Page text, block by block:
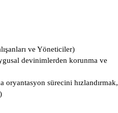
ve Yöneticiler)
devinimlerden korunma ve
oryantasyon sürecini hızlandırmak,